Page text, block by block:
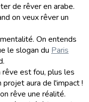
de rêver en arabe.
on veux rêver un
On entends
le slogan du Paris
est fou, plus les
aura de l'impact !
rêve une réalité.